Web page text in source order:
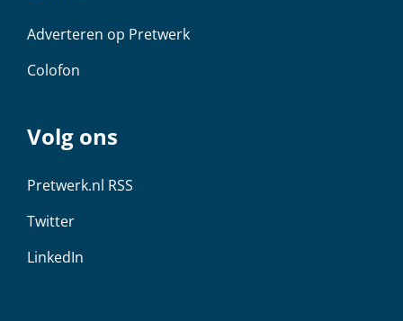
Adverteren op Pretwerk
Colofon
Volg ons
Pretwerk.nl RSS
Twitter
LinkedIn